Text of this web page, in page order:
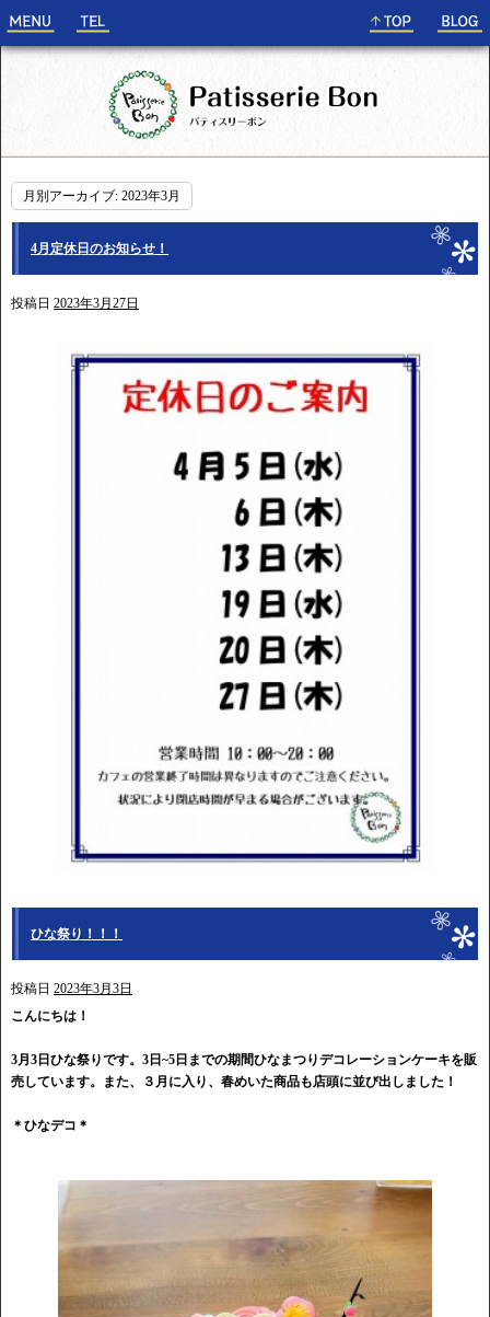
月別アーカイブ: 2023年3月
4月定休日のお知らせ！
投稿日 2023年3月27日
ひな祭り！！！
投稿日 2023年3月3日
こんにちは！
3月3日ひな祭りです。3日~5日までの期間ひなまつりデコレーションケーキを販
売しています。また、３月に入り、春めいた商品も店頭に並び出しました！
＊ひなデコ＊